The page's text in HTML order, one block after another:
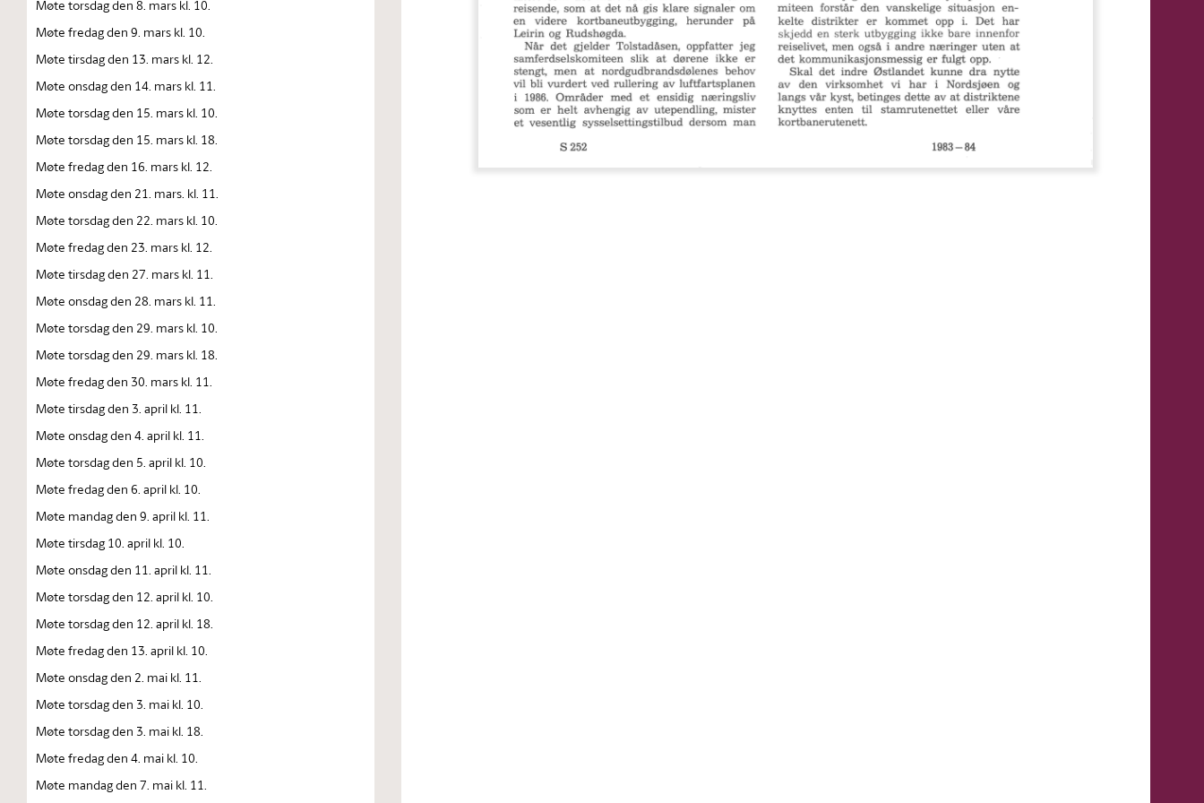
Møte torsdag den 8. mars kl. 10.
Møte fredag den 9. mars kl. 10.
Møte tirsdag den 13. mars kl. 12.
Møte onsdag den 14. mars kl. 11.
Møte torsdag den 15. mars kl. 10.
Møte torsdag den 15. mars kl. 18.
Møte fredag den 16. mars kl. 12.
Møte onsdag den 21. mars. kl. 11.
Møte torsdag den 22. mars kl. 10.
Møte fredag den 23. mars kl. 12.
Møte tirsdag den 27. mars kl. 11.
Møte onsdag den 28. mars kl. 11.
Møte torsdag den 29. mars kl. 10.
Møte torsdag den 29. mars kl. 18.
Møte fredag den 30. mars kl. 11.
Møte tirsdag den 3. april kl. 11.
Møte onsdag den 4. april kl. 11.
Møte torsdag den 5. april kl. 10.
Møte fredag den 6. april kl. 10.
Møte mandag den 9. april kl. 11.
Møte tirsdag 10. april kl. 10.
Møte onsdag den 11. april kl. 11.
Møte torsdag den 12. april kl. 10.
Møte torsdag den 12. april kl. 18.
Møte fredag den 13. april kl. 10.
Møte onsdag den 2. mai kl. 11.
Møte torsdag den 3. mai kl. 10.
Møte torsdag den 3. mai kl. 18.
Møte fredag den 4. mai kl. 10.
Møte mandag den 7. mai kl. 11.